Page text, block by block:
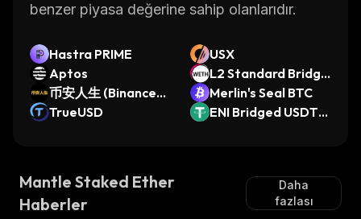
benzer piyasa değerine sahip olanlarıdır.
Hastra PRIME
USX
Aptos
L2 Standard Bridge
d WETH (Base)
币安人生 (BinanceLi
fe)
Merlin's Seal BTC
TrueUSD
ENI Bridged USDT
Mantle Staked Ether
Haberler
Daha
fazlası